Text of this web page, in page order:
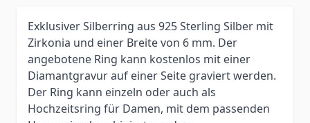
Exklusiver Silberring aus 925 Sterling Silber mit
Zirkonia und einer Breite von 6 mm. Der
angebotene Ring kann kostenlos mit einer
Diamantgravur auf einer Seite graviert werden.
Der Ring kann einzeln oder auch als
Hochzeitsring für Damen, mit dem passenden